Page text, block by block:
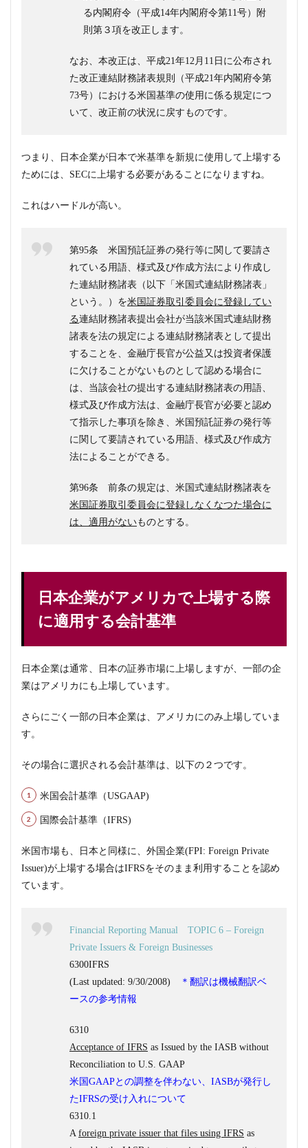
る内閣府令（平成14年内閣府令第11号）附
則第３項を改正します。
なお、本改正は、平成21年12月11日に公布され
た改正連結財務諸表規則（平成21年内閣府令第
73号）における米国基準の使用に係る規定につ
いて、改正前の状況に戻すものです。
つまり、日本企業が日本で米基準を新規に使用して上場する
ためには、SECに上場する必要があることになりますね。
これはハードルが高い。
第95条 米国預託証券の発行等に関して要請さ
れている用語、様式及び作成方法により作成し
た連結財務諸表（以下「米国式連結財務諸表」
という。）を米国証券取引委員会に登録してい
る連結財務諸表提出会社が当該米国式連結財務
諸表を法の規定による連結財務諸表として提出
することを、金融庁長官が公益又は投資者保護
に欠けることがないものとして認める場合に
は、当該会社の提出する連結財務諸表の用語、
様式及び作成方法は、金融庁長官が必要と認め
て指示した事項を除き、米国預託証券の発行等
に関して要請されている用語、様式及び作成方
法によることができる。
第96条 前条の規定は、米国式連結財務諸表を
米国証券取引委員会に登録しなくなつた場合に
は、適用がないものとする。
日本企業がアメリカで上場する際
に適用する会計基準
日本企業は通常、日本の証券市場に上場しますが、一部の企
業はアメリカにも上場しています。
さらにごく一部の日本企業は、アメリカにのみ上場していま
す。
その場合に選択される会計基準は、以下の２つです。
米国会計基準（USGAAP)
国際会計基準（IFRS)
米国市場も、日本と同様に、外国企業(FPI: Foreign Private
Issuer)が上場する場合はIFRSをそのまま利用することを認め
ています。
Financial Reporting Manual TOPIC 6 – Foreign
Private Issuers & Foreign Businesses
6300IFRS
(Last updated: 9/30/2008)
＊翻訳は機械翻訳ベ
ースの参考情報
6310
Acceptance of IFRS as Issued by the IASB without
Reconciliation to U.S. GAAP
米国GAAPとの調整を伴わない、IASBが発行し
たIFRSの受け入れについて
6310.1
A foreign private issuer that files using IFRS as